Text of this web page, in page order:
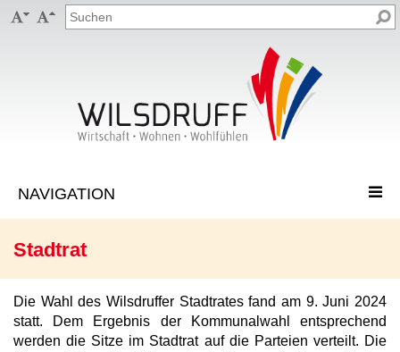
 
Stadtrat
Die Wahl des Wilsdruffer Stadtrates fand am 9. Juni 2024
statt. Dem Ergebnis der Kommunalwahl entsprechend
werden die Sitze im Stadtrat auf die Parteien verteilt. Die